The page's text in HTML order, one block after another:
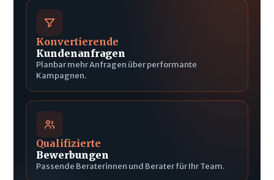
Konvertierende
Kundenanfragen
Planbar mehr Anfragen über performante
Kampagnen.
Qualifizierte
Bewerbungen
Passende Beraterinnen und Berater für Ihr Team.